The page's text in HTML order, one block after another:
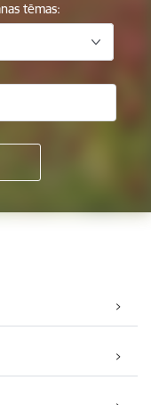
tēmas: